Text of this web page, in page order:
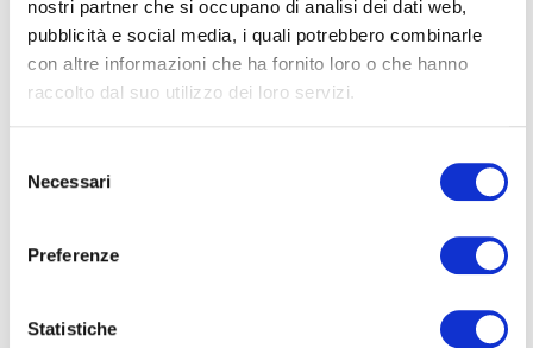
nostri partner che si occupano di analisi dei dati web,
pubblicità e social media, i quali potrebbero combinarle
con altre informazioni che ha fornito loro o che hanno
raccolto dal suo utilizzo dei loro servizi.
delNecessari
Preferenze
Statistiche